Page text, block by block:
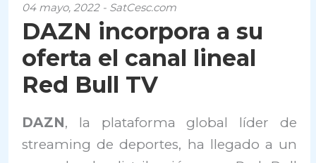
04 mayo, 2022 - SatCesc.com
DAZN incorpora a su
oferta el canal lineal
Red Bull TV
DAZN, la plataforma global líder de
streaming de deportes, ha llegado a un